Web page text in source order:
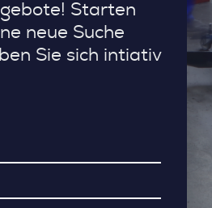
Starten
neue Suche
Sie sich intiativ